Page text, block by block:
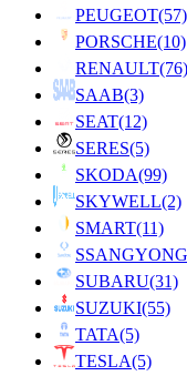
PEUGEOT(57)
PORSCHE(10)
RENAULT(76)
SAAB(3)
SEAT(12)
SERES(5)
SKODA(99)
SKYWELL(2)
SMART(11)
SSANGYONG
SUBARU(31)
SUZUKI(55)
TATA(5)
TESLA(5)